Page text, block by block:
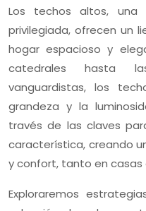
Los techos altos, una
privilegiada, ofrecen un
hogar espacioso y
catedrales hasta
vanguardistas, los
grandeza y la
través de las claves
característica, creando
y confort, tanto en casas
Exploraremos